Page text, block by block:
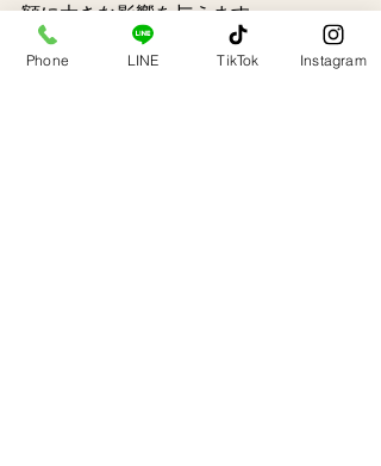
額に大きな影響を与えます。
定期的に適切な外壁塗装が行われ、雨
Phone LINE TikTok Instagram